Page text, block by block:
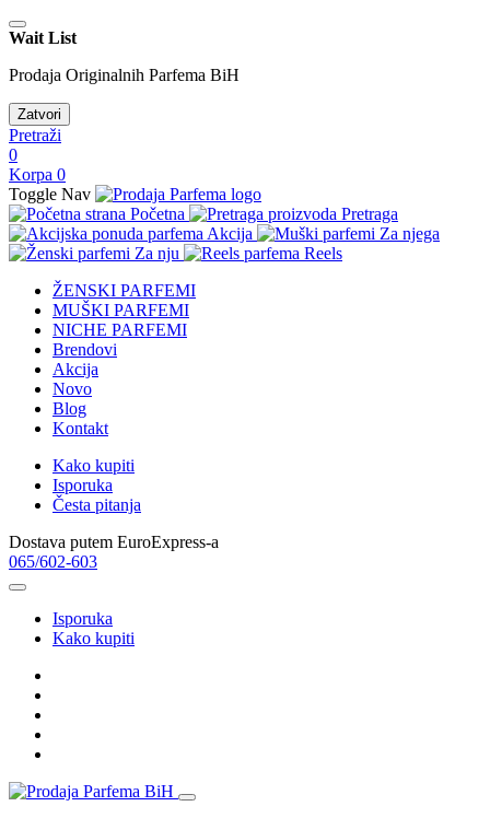
Wait List
Prodaja Originalnih Parfema BiH
Zatvori
Pretraži
0
Korpa 0
Toggle Nav
Početna
Pretraga
Akcija
Za njega
Za nju
Reels
ŽENSKI PARFEMI
MUŠKI PARFEMI
NICHE PARFEMI
Brendovi
Akcija
Novo
Blog
Kontakt
Kako kupiti
Isporuka
Česta pitanja
Dostava putem EuroExpress-a
065/602-603
Isporuka
Kako kupiti